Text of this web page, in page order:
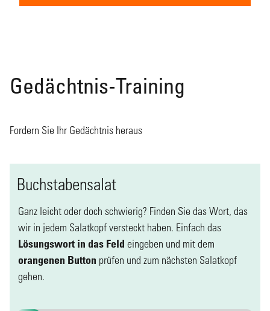
Gedächtnis-Training
Fordern Sie Ihr Gedächtnis heraus
Buchstabensalat
Ganz leicht oder doch schwierig? Finden Sie das Wort, das
wir in jedem Salatkopf versteckt haben. Einfach das
Lösungswort in das Feld eingeben und mit dem
orangenen Button prüfen und zum nächsten Salatkopf
gehen.